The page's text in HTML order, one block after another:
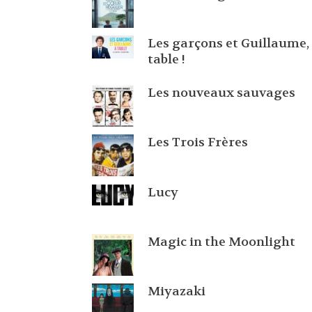
Les garçons et Guillaume,
table !
Les nouveaux sauvages
Les Trois Frères
Lucy
Magic in the Moonlight
Miyazaki